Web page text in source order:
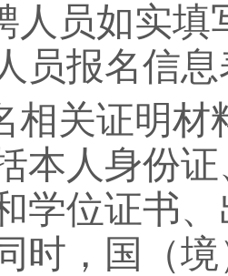
人员如实填
员报名信
相关证明材
本人身份
学位证书
时，国（